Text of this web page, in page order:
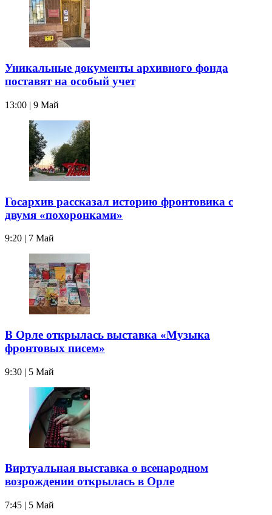
Уникальные документы архивного фонда
поставят на особый учет
13:00 | 9 Май
Госархив рассказал историю фронтовика с
двумя «похоронками»
9:20 | 7 Май
В Орле открылась выставка «Музыка
фронтовых писем»
9:30 | 5 Май
Виртуальная выставка о всенародном
возрождении открылась в Орле
7:45 | 5 Май